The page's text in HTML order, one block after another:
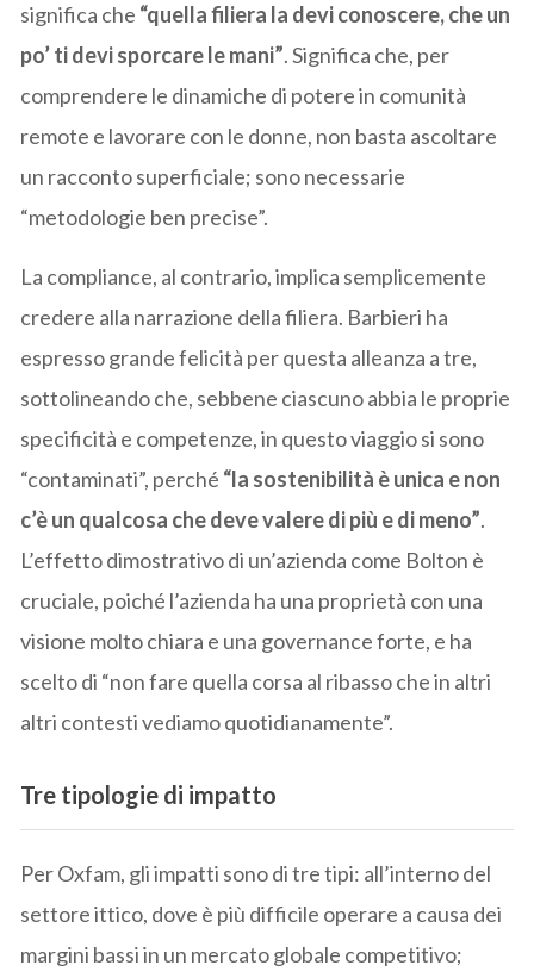
significa che “quella filiera la devi conoscere, che un
po’ ti devi sporcare le mani”. Significa che, per
comprendere le dinamiche di potere in comunità
remote e lavorare con le donne, non basta ascoltare
un racconto superficiale; sono necessarie
“metodologie ben precise”.
La compliance, al contrario, implica semplicemente
credere alla narrazione della filiera. Barbieri ha
espresso grande felicità per questa alleanza a tre,
sottolineando che, sebbene ciascuno abbia le proprie
specificità e competenze, in questo viaggio si sono
“contaminati”, perché “la sostenibilità è unica e non
c’è un qualcosa che deve valere di più e di meno”.
L’effetto dimostrativo di un’azienda come Bolton è
cruciale, poiché l’azienda ha una proprietà con una
visione molto chiara e una governance forte, e ha
scelto di “non fare quella corsa al ribasso che in altri
altri contesti vediamo quotidianamente”.
Tre tipologie di impatto
Per Oxfam, gli impatti sono di tre tipi: all’interno del
settore ittico, dove è più difficile operare a causa dei
margini bassi in un mercato globale competitivo;